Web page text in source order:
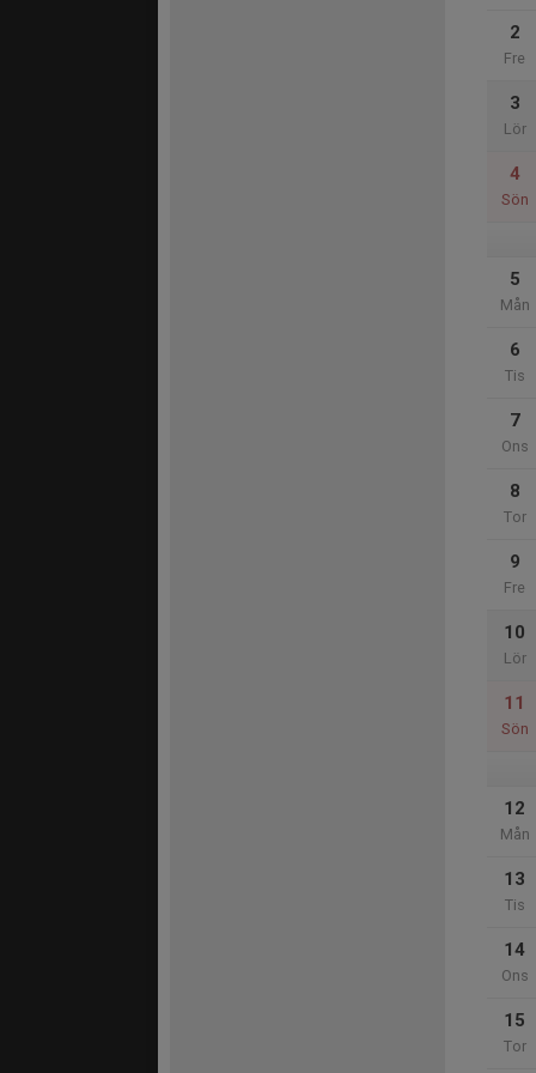
2
Fre
3
Lör
4
Sön
5
Mån
6
Tis
7
Ons
8
Tor
9
Fre
10
Lör
11
Sön
12
Mån
13
Tis
14
Ons
15
Tor